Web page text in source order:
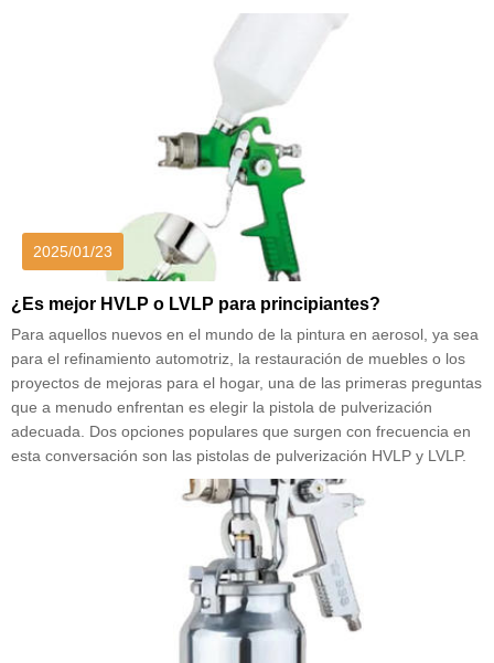
2025/01/23
¿Es mejor HVLP o LVLP para principiantes?
Para aquellos nuevos en el mundo de la pintura en aerosol, ya sea
para el refinamiento automotriz, la restauración de muebles o los
proyectos de mejoras para el hogar, una de las primeras preguntas
que a menudo enfrentan es elegir la pistola de pulverización
adecuada. Dos opciones populares que surgen con frecuencia en
esta conversación son las pistolas de pulverización HVLP y LVLP.